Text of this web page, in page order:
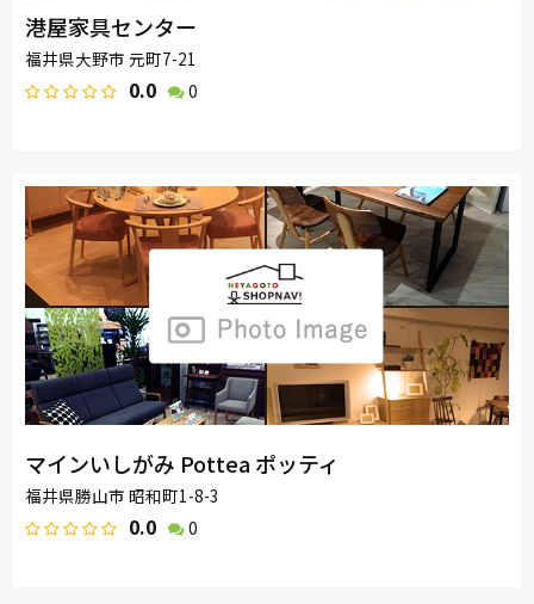
港屋家具センター
福井県大野市 元町7-21
0.0 0
マインいしがみ Pottea ポッティ
福井県勝山市 昭和町1-8-3
0.0 0